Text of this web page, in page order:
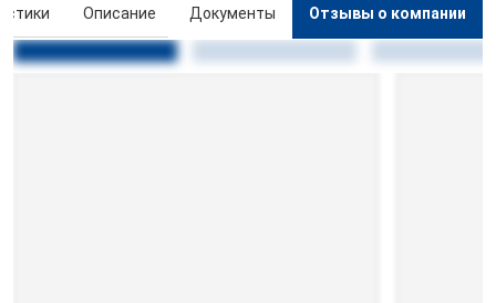
Описание Документы Отзывы о компании